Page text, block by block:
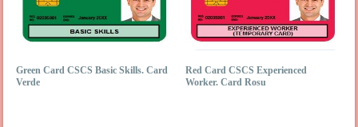
Green Card CSCS Basic Skills. Card
Verde
Red Card CSCS Experienced
Worker. Card Rosu